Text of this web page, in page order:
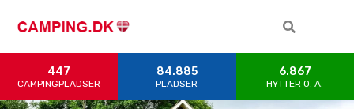
447
CAMPINGPLADSER
84.885
PLADSER
6.867
HYTTER 0. A.